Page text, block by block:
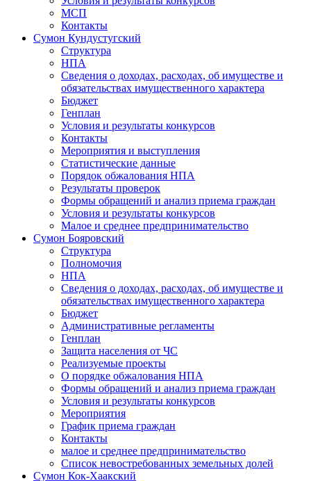
МСП
Контакты
Сумон Кундустугский
Структура
НПА
Сведения о доходах, расходах, об имуществе и
обязательствах имущественного характера
Бюджет
Генплан
Условия и результаты конкурсов
Контакты
Мероприятия и выступления
Статистические данные
Порядок обжалования НПА
Результаты проверок
Формы обращений и анализ приема граждан
Условия и результаты конкурсов
Малое и среднее предпринимательство
Сумон Бояровский
Структура
Полномочия
НПА
Сведения о доходах, расходах, об имуществе и
обязательствах имущественного характера
Бюджет
Административные регламенты
Генплан
Защита населения от ЧС
Реализуемые проекты
О порядке обжалования НПА
Формы обращений и анализ приема граждан
Условия и результаты конкурсов
Мероприятия
График приема граждан
Контакты
малое и среднее предпринимательство
Список невостребованных земельных долей
Сумон Кок-Хаакский